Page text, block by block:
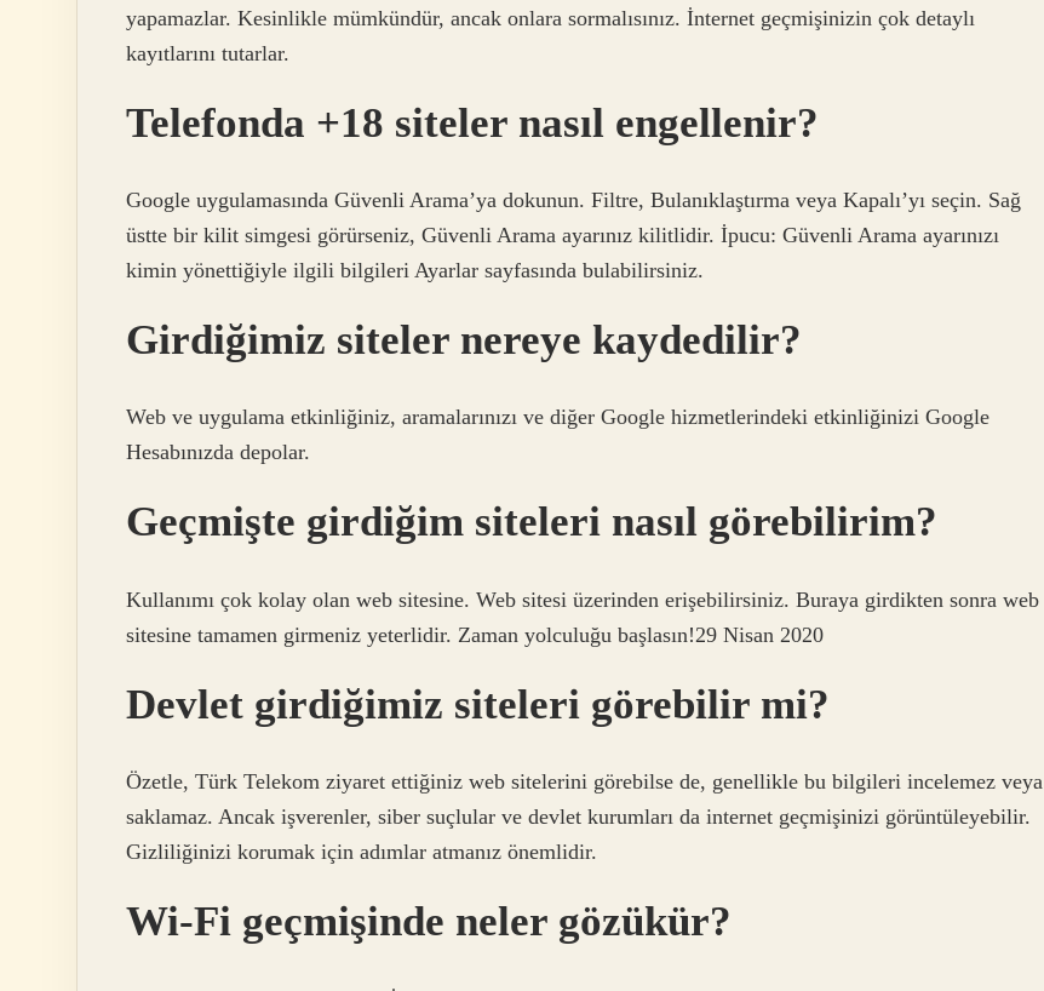
yapamazlar. Kesinlikle mümkündür, ancak onlara sormalısınız. İnternet geçmişinizin çok detaylı
kayıtlarını tutarlar.
Telefonda +18 siteler nasıl engellenir?
Google uygulamasında Güvenli Arama’ya dokunun. Filtre, Bulanıklaştırma veya Kapalı’yı seçin. Sağ
üstte bir kilit simgesi görürseniz, Güvenli Arama ayarınız kilitlidir. İpucu: Güvenli Arama ayarınızı
kimin yönettiğiyle ilgili bilgileri Ayarlar sayfasında bulabilirsiniz.
Girdiğimiz siteler nereye kaydedilir?
Web ve uygulama etkinliğiniz, aramalarınızı ve diğer Google hizmetlerindeki etkinliğinizi Google
Hesabınızda depolar.
Geçmişte girdiğim siteleri nasıl görebilirim?
Kullanımı çok kolay olan web sitesine. Web sitesi üzerinden erişebilirsiniz. Buraya girdikten sonra web
sitesine tamamen girmeniz yeterlidir. Zaman yolculuğu başlasın!29 Nisan 2020
Devlet girdiğimiz siteleri görebilir mi?
Özetle, Türk Telekom ziyaret ettiğiniz web sitelerini görebilse de, genellikle bu bilgileri incelemez veya
saklamaz. Ancak işverenler, siber suçlular ve devlet kurumları da internet geçmişinizi görüntüleyebilir.
Gizliliğinizi korumak için adımlar atmanız önemlidir.
Wi-Fi geçmişinde neler gözükür?